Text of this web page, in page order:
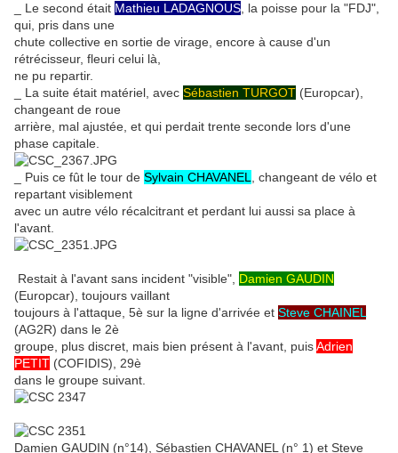
_ Le second était Mathieu LADAGNOUS , la poisse pour la "FDJ",
qui, pris dans une
chute collective en sortie de virage, encore à cause d'un
rétrécisseur, fleuri celui là,
ne pu repartir.
_ La suite était matériel, avec Sébastien TURGOT (Europcar),
changeant de roue
arrière, mal ajustée, et qui perdait trente seconde lors d'une
phase capitale.
_ Puis ce fût le tour de Sylvain CHAVANEL
, changeant de vélo et
repartant visiblement
avec un autre vélo récalcitrant et perdant lui aussi sa place à
l'avant.
Restait à l'avant sans incident "visible", Damien GAUDIN
(Europcar), toujours vaillant
toujours à l'attaque, 5è sur la ligne d'arrivée et Steve CHAINEL
(AG2R) dans le 2è
groupe, plus discret, mais bien présent à l'avant, puisAdrien
PETIT (COFIDIS), 29è
dans le groupe suivant.
Damien GAUDIN (n°14), Sébastien CHAVANEL (n° 1) et Steve